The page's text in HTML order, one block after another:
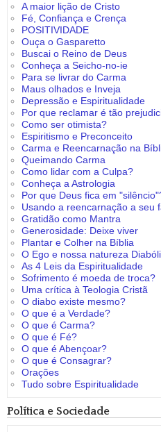
A maior lição de Cristo
Fé, Confiança e Crença
POSITIVIDADE
Ouça o Gasparetto
Buscai o Reino de Deus
Conheça a Seicho-no-ie
Para se livrar do Carma
Maus olhados e Inveja
Depressão e Espiritualidade
Por que reclamar é tão
Como ser otimista?
Espiritismo e Preconceito
Carma e Reencarnação na
Queimando Carma
Como lidar com a Culpa?
Conheça a Astrologia
Por que Deus fica em
Usando a reencarnação a seu
Gratidão como Mantra
Generosidade: Deixe viver
Plantar e Colher na Bíblia
O Ego e nossa natureza
As 4 Leis da Espiritualidade
Sofrimento é moeda de troca?
Uma crítica à Teologia Cristã
O diabo existe mesmo?
O que é a Verdade?
O que é Carma?
O que é Fé?
O que é Abençoar?
O que é Consagrar?
Orações
Tudo sobre Espiritualidade
Política e Sociedade